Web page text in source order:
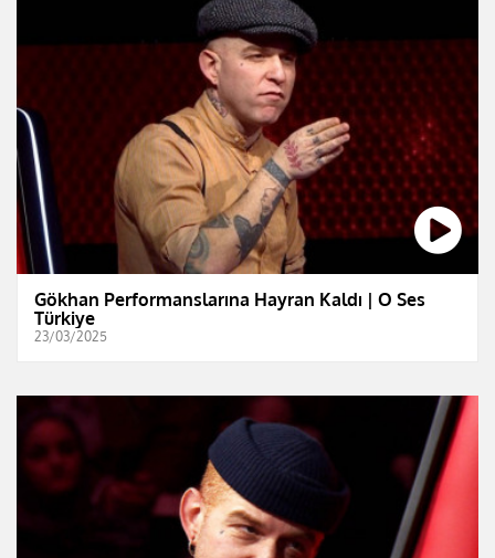
Gökhan Performanslarına Hayran Kaldı | O Ses
Türkiye
23/03/2025